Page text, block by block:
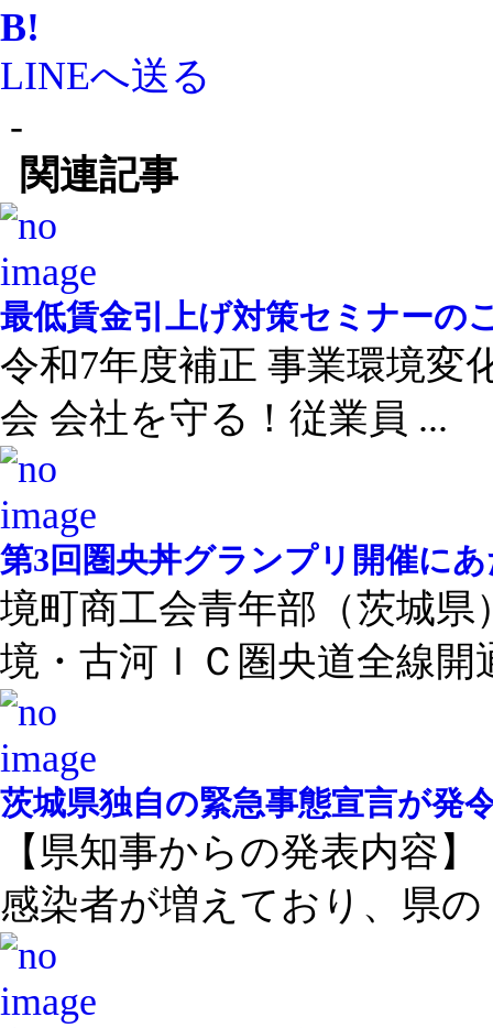
B!
LINEへ送る
-
関連記事
最低賃金引上げ対策セミナーの
令和7年度補正 事業環境
会 会社を守る！従業員 ...
第3回圏央丼グランプリ開催に
境町商工会青年部（茨城
境・古河ＩＣ圏央道全線開
茨城県独自の緊急事態宣言が発
【県知事からの発表内容
感染者が増えており、県の